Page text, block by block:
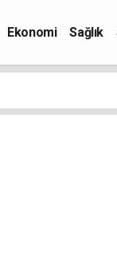
Ekonomi Sağlık